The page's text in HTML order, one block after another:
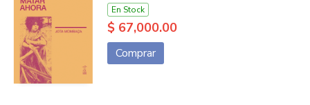
En Stock
$ 67,000.00
Comprar